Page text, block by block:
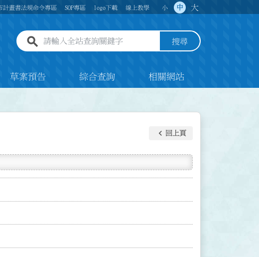
計畫書法規命令專區 SOP專區 logo下載 線上教學 小 中 大
全站查詢關鍵字欄位 搜尋
草案預告 綜合查詢 相關網站
keyboard_arrow_left 回上頁